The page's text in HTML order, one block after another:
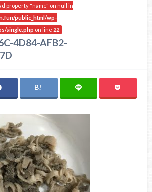
property "name" on null in
public_html/wp-
single.php on line 22
4D84-AFB2-